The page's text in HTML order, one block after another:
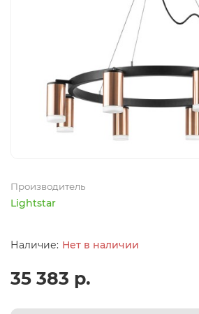
Производитель
Lightstar
Нет в наличии
35 383 р.